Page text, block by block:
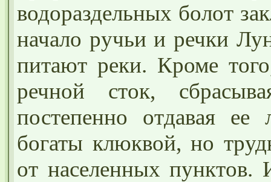
водораздельных болот
начало ручьи и речки
питают реки. Кроме
речной сток,
постепенно отдавая
богаты клюквой, но
от населенных пунктов.